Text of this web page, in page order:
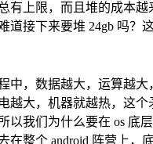
有上限，而且堆的成本越
道接下来要堆 24gb 吗？
中，数据越大，运算越大
越大，机器就越热，这个
以我们为什么要在 os 底
在整个 android 阵营上，